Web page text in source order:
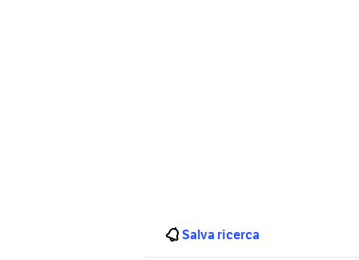
Salva ricerca